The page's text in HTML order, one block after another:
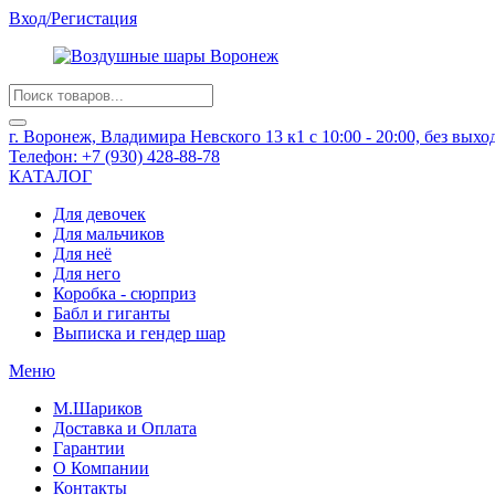
Вход/Регистация
Products
search
г. Воронеж, Владимира Невского 13 к1 с 10:00 - 20:00, без
Телефон: +7 (930) 428-88-78
КАТАЛОГ
Для девочек
Для мальчиков
Для неё
Для него
Коробка - сюрприз
Бабл и гиганты
Выписка и гендер шар
Меню
М.Шариков
Доставка и Оплата
Гарантии
О Компании
Контакты